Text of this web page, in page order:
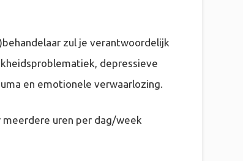
zul je verantwoordelijk
depressieve
en emotionele verwaarlozing.
meerdere uren per dag/week